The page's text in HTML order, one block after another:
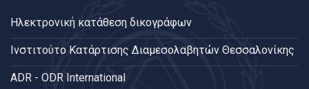
Ηλεκτρονική κατάθεση δικογράφων
Ινστιτούτο Κατάρτισης Διαμεσολαβητών Θεσσαλονίκης
ADR - ODR International